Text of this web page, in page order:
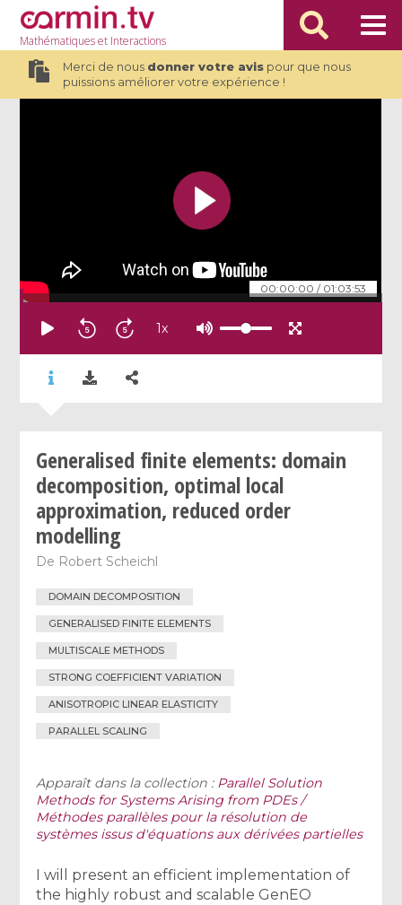
Mathématiqueset Interactions
Merci de nous donner votre avispour que nous
puissions améliorer votre expérience !
00:00:00 / 01:03:53
1x
Generalised finite elements: domain
decomposition, optimal local
approximation, reduced order
modelling
De Robert Scheichl
DOMAIN DECOMPOSITION
GENERALISED FINITE ELEMENTS
MULTISCALE METHODS
STRONG COEFFICIENT VARIATION
ANISOTROPIC LINEAR ELASTICITY
PARALLEL SCALING
Apparaît dans la collection : Parallel Solution
Methods for Systems Arising from PDEs /
Méthodes parallèles pour la résolution de
systèmes issus d'équations aux dérivées partielles
I will present an efficient implementation of
the highly robust and scalable GenEO